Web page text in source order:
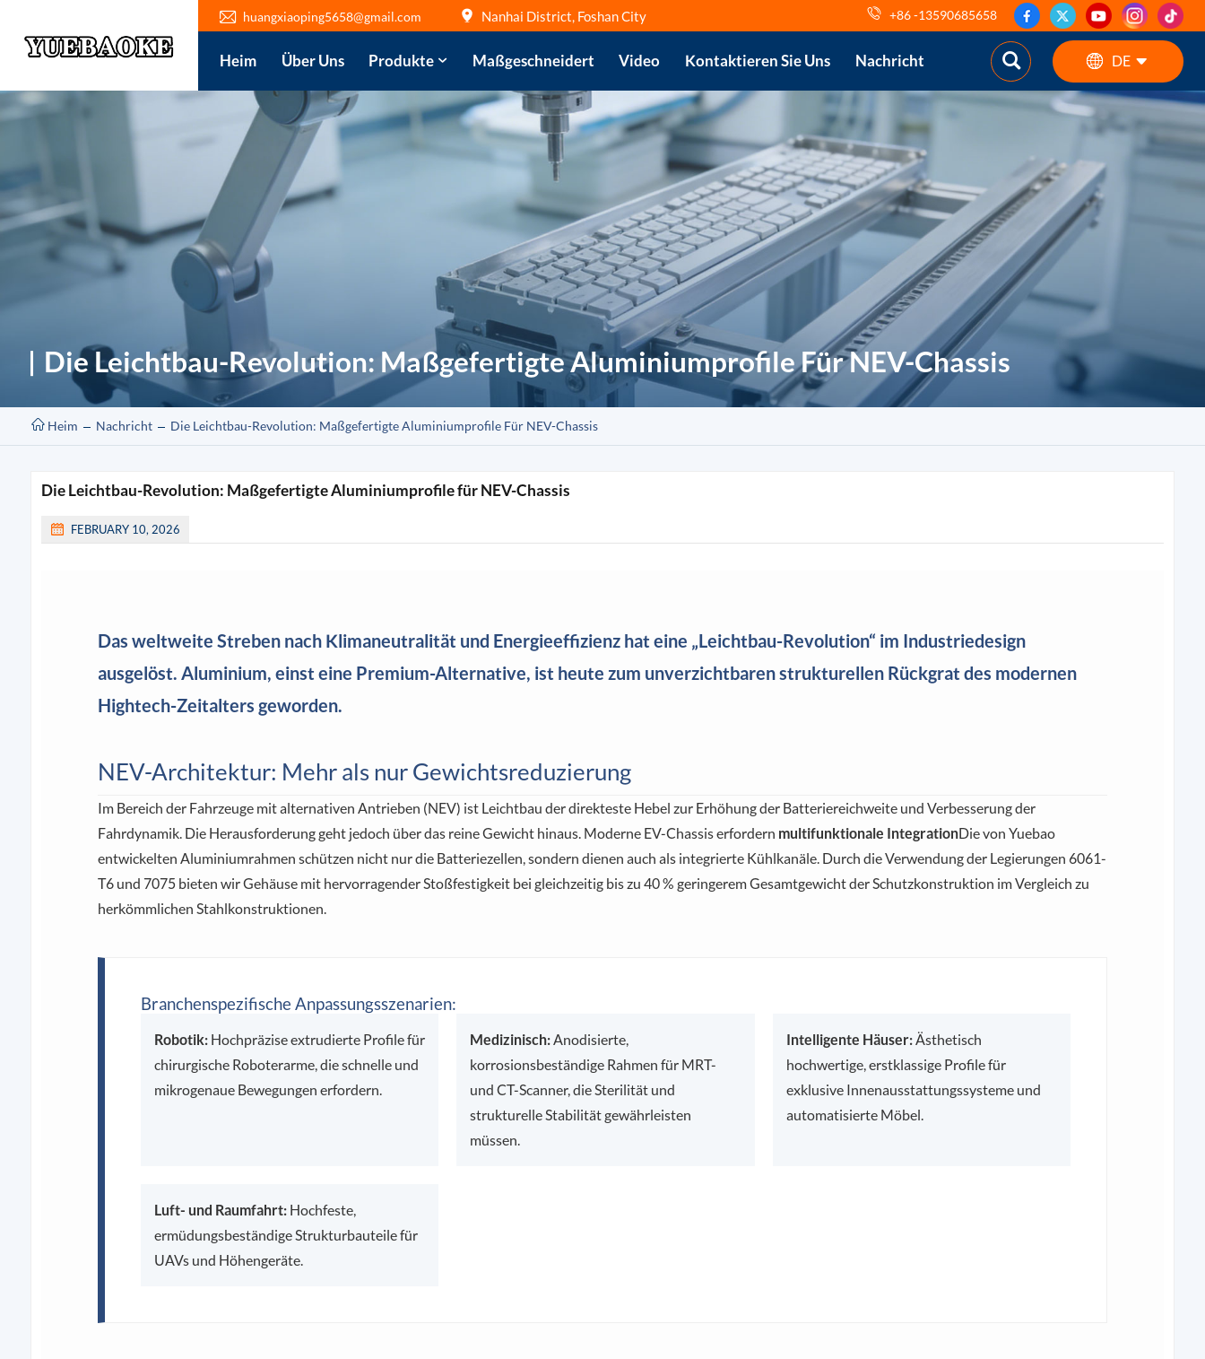
huangxiaoping5658@gmail.com Nanhai District, Foshan City +86 -13590685658
Heim Über Uns Produkte Maßgeschneidert Video Kontaktieren Sie Uns Nachricht DE
English
pt
AR
Die Leichtbau-Revolution: Maßgefertigte Aluminiumprofile Für NEV-Chassis
Heim Nachricht Die Leichtbau-Revolution: Maßgefertigte Aluminiumprofile Für NEV-Chassis
Die Leichtbau-Revolution: Maßgefertigte Aluminiumprofile für NEV-Chassis
FEBRUARY 10, 2026
Das weltweite Streben nach Klimaneutralität und Energieeffizienz hat eine „Leichtbau-Revolution“ im Industriedesign
ausgelöst. Aluminium, einst eine Premium-Alternative, ist heute zum unverzichtbaren strukturellen Rückgrat des modernen
Hightech-Zeitalters geworden.
NEV-Architektur: Mehr als nur Gewichtsreduzierung
Im Bereich der Fahrzeuge mit alternativen Antrieben (NEV) ist Leichtbau der direkteste Hebel zur Erhöhung der Batteriereichweite und Verbesserung der
Fahrdynamik. Die Herausforderung geht jedoch über das reine Gewicht hinaus. Moderne EV-Chassis erfordern multifunktionale IntegrationDie von Yuebao
entwickelten Aluminiumrahmen schützen nicht nur die Batteriezellen, sondern dienen auch als integrierte Kühlkanäle. Durch die Verwendung der Legierungen 6061-
T6 und 7075 bieten wir Gehäuse mit hervorragender Stoßfestigkeit bei gleichzeitig bis zu 40 % geringerem Gesamtgewicht der Schutzkonstruktion im Vergleich zu
herkömmlichen Stahlkonstruktionen.
Branchenspezifische Anpassungsszenarien:
Robotik:Hochpräzise extrudierte Profile für
chirurgische Roboterarme, die schnelle und
mikrogenaue Bewegungen erfordern.
Medizinisch:Anodisierte,
korrosionsbeständige Rahmen für MRT-
und CT-Scanner, die Sterilität und
strukturelle Stabilität gewährleisten
müssen.
Intelligente Häuser:Ästhetisch
hochwertige, erstklassige Profile für
exklusive Innenausstattungssysteme und
automatisierte Möbel.
Luft- und Raumfahrt:Hochfeste,
ermüdungsbeständige Strukturbauteile für
UAVs und Höhengeräte.